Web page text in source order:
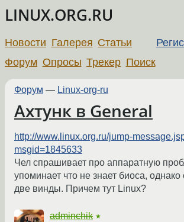
LINUX.ORG.RU
Новости Галерея Статьи
Форум Опросы Трекер Поиск
Форум — Linux-org-ru
Ахтунк в General
http://www.linux.org.ru/jump-
msgid=1845633
Чел спрашивает про аппаратную
упоминает что не знает биоса, однако
две винды. Причем тут Linux?
adminchik ★